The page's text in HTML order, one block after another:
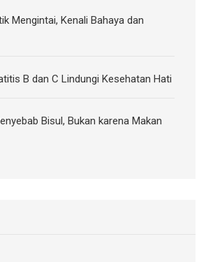
Mengintai, Kenali Bahaya dan
B dan C Lindungi Kesehatan Hati
Bisul, Bukan karena Makan